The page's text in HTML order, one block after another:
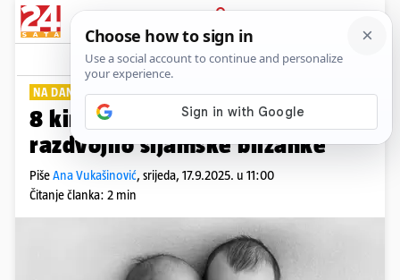
PRIJAVA
Lifestyle Komentari
NA DANAŠNJI DAN
8 kirurga operacijom uspješno
razdvojilo sijamske blizanke
PišeAna Vukašinović, srijeda, 17.9.2025. u 11:00
Čitanje članka: 2 min